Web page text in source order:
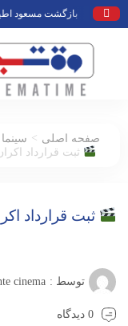
بازگشت مسعود
صفحه اصلی > سینما
ثبت قرارداد اکران
ثبت قرارداد اکران
توسط : cinema
0 دیدگاه